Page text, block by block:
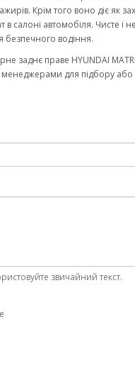
Крім того воно діє як
салоні автомобіля. Чисте і
водіння.
заднє праве HYUNDAI
для підбору або
звичайний текст.